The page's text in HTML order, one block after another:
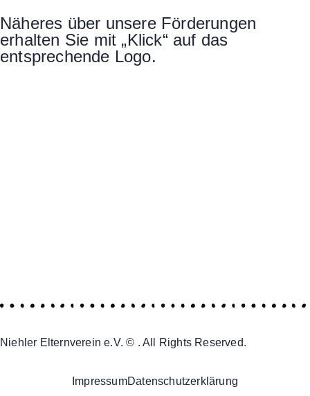
Näheres über unsere Förderungen
erhalten Sie mit „Klick“ auf das
entsprechende Logo.
Niehler Elternverein e.V. © . All Rights Reserved.
ImpressumDatenschutzerklärung